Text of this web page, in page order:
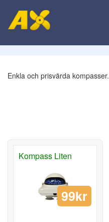
Enkla och prisvärda kompasser.
Kompass Liten
99kr